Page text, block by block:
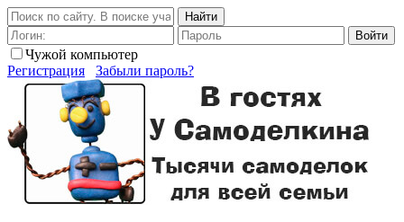
Найти
Войти
Чужой компьютер
Регистрация
Забыли пароль?